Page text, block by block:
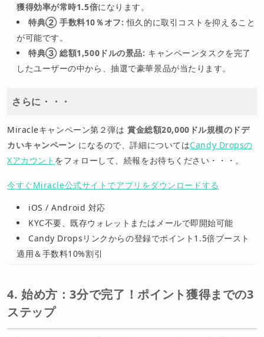
獲得効率が常時1.5倍になります。
特典② 手数料10％オフ: 恒久的に取引コストを抑えること
が可能です。
特典③ 総額1,500ドルの景品: キャンペーンタスクを完了
したユーザーの中から、抽選で豪華景品が当たります。
さらに・・・
Miracleキャンペーン第２弾は 賞金総額20,000ドル規模のドデ
カいキャンペーン になるので、詳細についてはCandy Dropsの
Xアカウント をフォローして、続報をお待ちください・・・。
今すぐMiracle公式サイトでアプリをダウンロードする
iOS / Android 対応
KYC不要、既存ウォレットまたはメールで即開始可能
Candy Dropsリンクからの登録でポイント1.5倍ブースト
適用＆手数料10%割引
4. 始め方：3分で完了！ポイント獲得までの3
ステップ